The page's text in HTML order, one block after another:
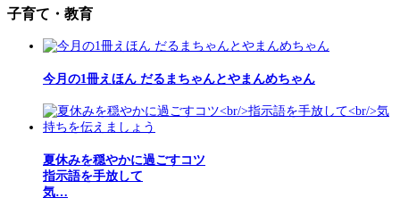
子育て・教育
今月の1冊えほん だるまちゃんとやまんめちゃん
夏休みを穏やかに過ごすコツ
指示語を手放して
気…